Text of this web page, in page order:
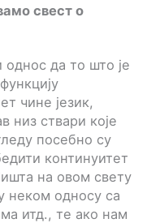
свест о
да то што је
чине језик,
низ ствари које
посебно су
континуитет
на овом свету
неком односу са
итд., те ако нам